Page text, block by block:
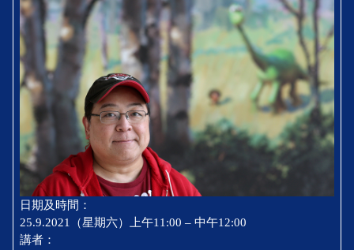
日期及時間：
25.9.2021（星期六）上午11:00 – 中午12:00
講者：